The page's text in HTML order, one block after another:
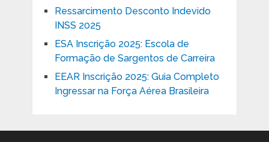
Ressarcimento Desconto Indevido
INSS 2025
ESA Inscrição 2025: Escola de
Formação de Sargentos de Carreira
EEAR Inscrição 2025: Guia Completo
Ingressar na Força Aérea Brasileira